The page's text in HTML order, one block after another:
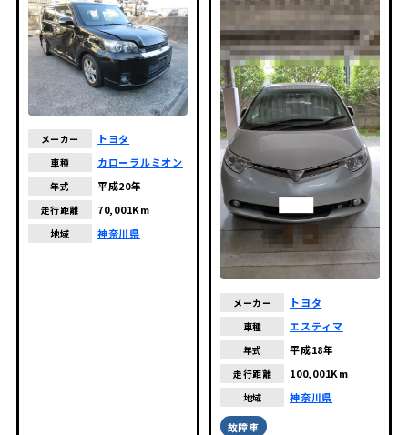
メーカー トヨタ
車種 カローラルミオン
年式 平成20年
走行距離 70,001Km
地域 神奈川県
メーカー トヨタ
車種 エスティマ
年式 平成18年
走行距離 100,001Km
地域 神奈川県
故障車